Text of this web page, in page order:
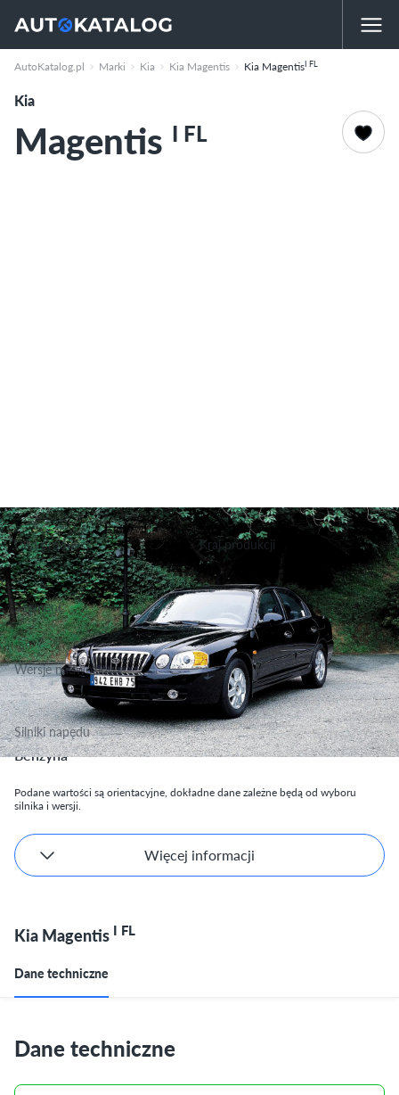
AutoKatalog.pl Marki Kia Kia Magentis Kia MagentisI FL
Kia
Magentis I FL
Lata produkcji
2004-2006
Kraj produkcji
Korea Południowa
Segment
Grupa Podstawowa, Klasa Średnia
Wersje nadwoziowe
Sedan
Silniki napędu
Benzyna
Podane wartości są orientacyjne, dokładne dane zależne będą od wyboru
silnika i wersji.
Więcej informacji
Kia Magentis I FL
Dane techniczne
Dane techniczne